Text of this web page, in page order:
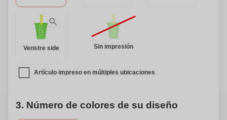
Venstre side Sin impresión
Artículo impreso en múltiples ubicaciones
3. Número de colores de su diseño